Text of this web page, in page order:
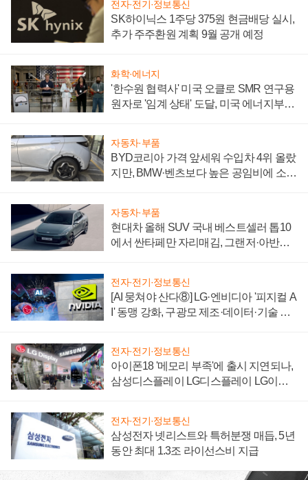
전자·전기·정보통신
SK하이닉스 1주당 375원 현금배당 실시,
추가 주주환원 계획 9월 공개 예정
화학·에너지
'한수원 협력사' 미국 오클로 SMR 연구용
원자로 '임계 상태' 도달, 미국 에너지부
자동차·부품
BYD코리아 가격 앞세워 수입차 4위 올랐
지만, BMW·벤츠보다 높은 공임비에 소비
자동차·부품
현대차 올해 SUV 국내 베스트셀러 톱10
에서 싼타페만 자리매김, 그랜저·아반떼
전자·전기·정보통신
[AI 뭉쳐야 산다⑧] LG·엔비디아 '피지컬 A
I' 동맹 강화, 구광모 제조·데이터·기술 결
전자·전기·정보통신
아이폰18 '메모리 부족'에 출시 지연되나,
삼성디스플레이 LG디스플레이 LG이노
전자·전기·정보통신
삼성전자 넷리스트와 특허분쟁 매듭, 5년
동안 최대 1.3조 라이선스비 지급